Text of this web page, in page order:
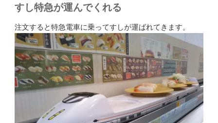
すし特急が運んでくれる
注文すると特急電車に乗ってすしが運ばれてきます。